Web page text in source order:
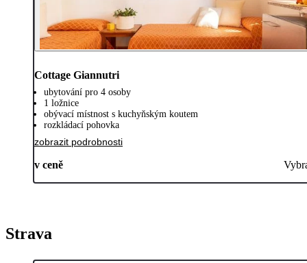
Cottage Giannutri
ubytování pro 4 osoby
1 ložnice
obývací místnost s kuchyňským koutem
rozkládací pohovka
zobrazit podrobnosti
v ceně
Strava